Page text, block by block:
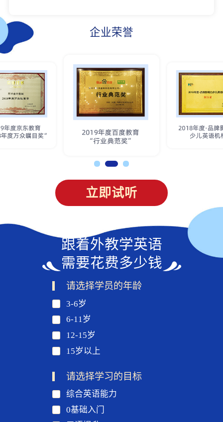
企业荣誉
立即试听
跟着外教学英语
需要花费多少钱
请选择学员的年龄
3-6岁
6-11岁
12-15岁
15岁以上
请选择学习的目标
综合英语能力
0基础入门